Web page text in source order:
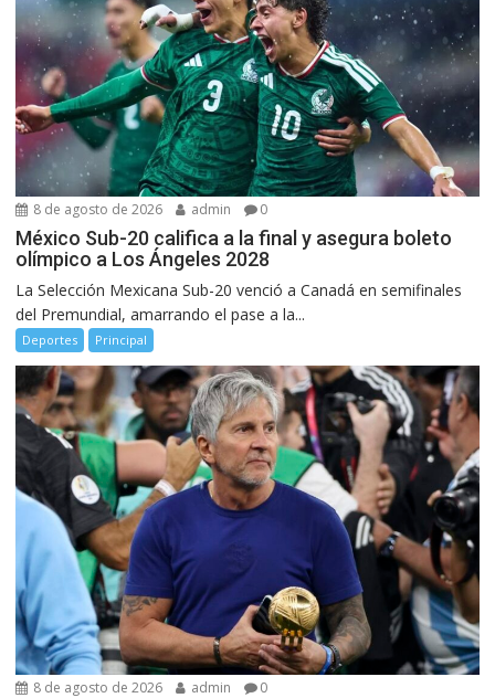
8 de agosto de 2026 admin 0
México Sub-20 califica a la final y asegura boleto
olímpico a Los Ángeles 2028
La Selección Mexicana Sub-20 venció a Canadá en semifinales
del Premundial, amarrando el pase a la...
Deportes Principal
8 de agosto de 2026 admin 0